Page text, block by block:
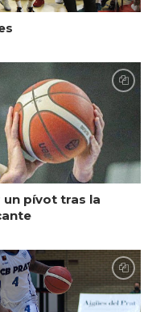
pívot tras la